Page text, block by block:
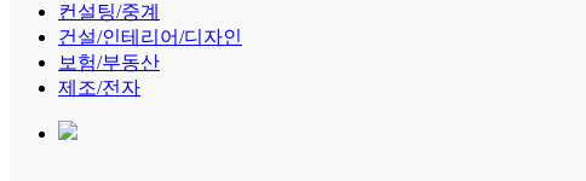
컨설팅/중계
건설/인테리어/디자인
보험/부동산
제조/전자